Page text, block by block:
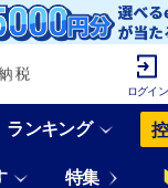
ログイン
ランキング
特集